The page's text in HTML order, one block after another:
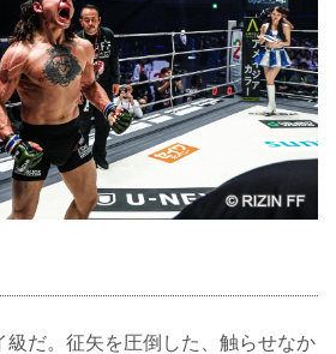
級だ。征矢を圧倒した、触らせなか